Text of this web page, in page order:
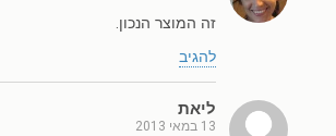
זה המוצר הנכון.
להגיב
ליאת
13 במאי 2013